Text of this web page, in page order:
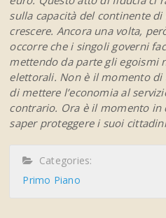
sulla capacità del continente
crescere. Ancora una volta,
occorre che i singoli governi
mettendo da parte gli egoismi
elettorali. Non è il momento di
di mettere l’economia al
contrario. Ora è il momento in
saper proteggere i suoi cittadini
Categories:
Primo Piano